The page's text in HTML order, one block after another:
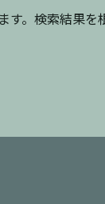
。検索結果を